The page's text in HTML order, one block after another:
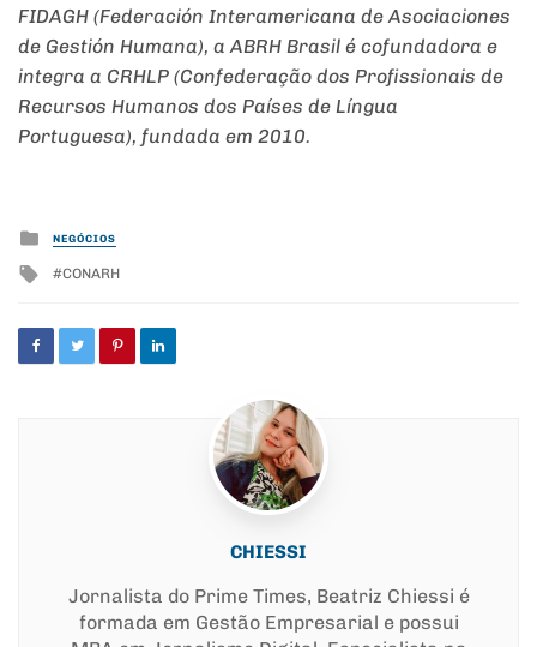
FIDAGH (Federación Interamericana de Asociaciones
de Gestión Humana), a ABRH Brasil é cofundadora e
integra a CRHLP (Confederação dos Profissionais de
Recursos Humanos dos Países de Língua
Portuguesa), fundada em 2010.
Posted
in
NEGÓCIOS
Tagged
CONARH
CHIESSI
Jornalista do Prime Times, Beatriz Chiessi é
formada em Gestão Empresarial e possui